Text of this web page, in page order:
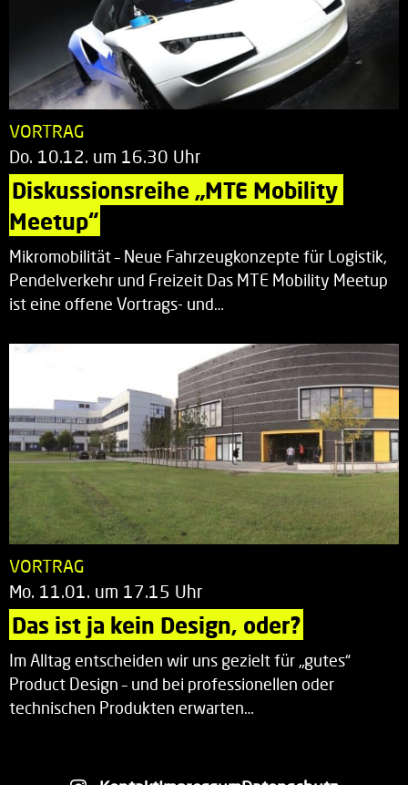
VORTRAG
Do. 10.12. um 16.30 Uhr
Diskussionsreihe „MTE Mobility
Meetup“
Mikromobilität – Neue Fahrzeugkonzepte für Logistik,
Pendelverkehr und Freizeit Das MTE Mobility Meetup
ist eine offene Vortrags- und…
VORTRAG
Mo. 11.01. um 17.15 Uhr
Das ist ja kein Design, oder?
Im Alltag entscheiden wir uns gezielt für „gutes“
Product Design – und bei professionellen oder
technischen Produkten erwarten…